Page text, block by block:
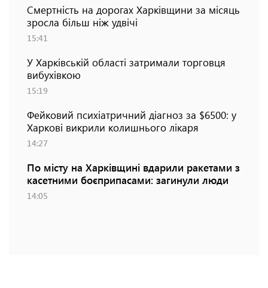
Смертність на дорогах Харківщини за місяць
зросла більш ніж удвічі
15:41
У Харківській області затримали торговця
вибухівкою
15:19
Фейковий психіатричний діагноз за $6500: у
Харкові викрили колишнього лікаря
14:27
По місту на Харківщині вдарили ракетами з
касетними боєприпасами: загинули люди
14:05